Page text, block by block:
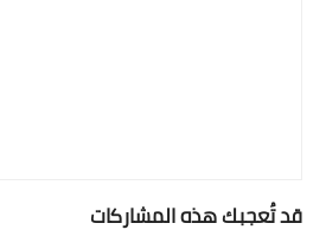
قد تُعجبك هذه المشاركات